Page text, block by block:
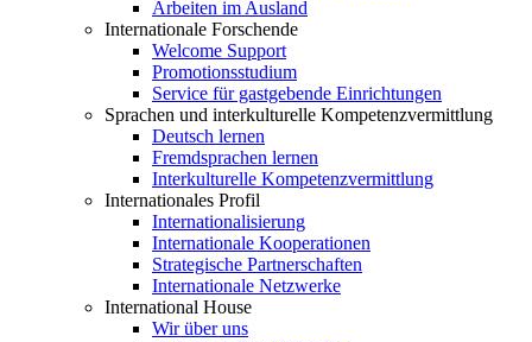
Arbeiten im Ausland
Internationale Forschende
Welcome Support
Promotionsstudium
Service für gastgebende Einrichtungen
Sprachen und interkulturelle Kompetenzvermittlung
Deutsch lernen
Fremdsprachen lernen
Interkulturelle Kompetenzvermittlung
Internationales Profil
Internationalisierung
Internationale Kooperationen
Strategische Partnerschaften
Internationale Netzwerke
International House
Wir über uns